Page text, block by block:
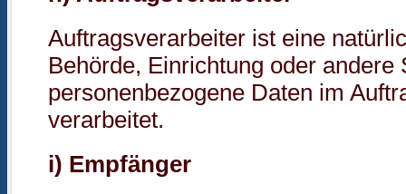
Auftragsverarbeiter ist eine
Behörde, Einrichtung oder andere
personenbezogene Daten im
verarbeitet.
i) Empfänger